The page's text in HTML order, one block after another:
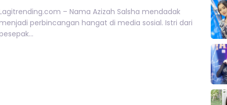
– Nama Azizah Salsha mendadak
perbincangan hangat di media sosial. Istri dari